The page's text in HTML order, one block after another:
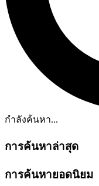
กำลังค้นหา...
การค้นหาล่าสุด
การค้นหายอดนิยม